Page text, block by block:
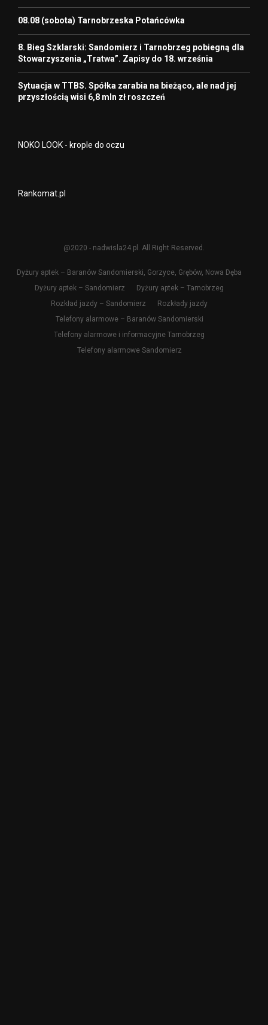
08.08 (sobota) Tarnobrzeska Potańcówka
8. Bieg Szklarski: Sandomierz i Tarnobrzeg pobiegną dla
Stowarzyszenia „Tratwa”. Zapisy do 18. września
Sytuacja w TTBS. Spółka zarabia na bieżąco, ale nad jej
przyszłością wisi 6,8 mln zł roszczeń
NOKO LOOK - krople do oczu
Rankomat.pl
@2020 - nadwisla24.pl. All Right Reserved.
Dyżury aptek – Baranów Sandomierski, Gorzyce, Grębów, Nowa Dęba
Dyżury aptek – Sandomierz
Dyżury aptek – Tarnobrzeg
Rozkład jazdy – Sandomierz
Rozkłady jazdy
Telefony alarmowe – Baranów Sandomierski
Telefony alarmowe i informacyjne Tarnobrzeg
Telefony alarmowe Sandomierz